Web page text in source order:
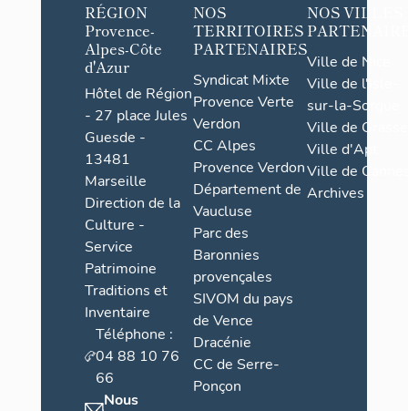
RÉGION
Provence-
Alpes-Côte
d'Azur
Hôtel de Région
- 27 place Jules
Guesde -
13481
Marseille
Direction de la
Culture -
Service
Patrimoine
Traditions et
Inventaire
Téléphone :
04 88 10 76
66
Nous
NOS
TERRITOIRES
PARTENAIRES
Syndicat Mixte
Provence Verte
Verdon
CC Alpes
Provence Verdon
Département de
Vaucluse
Parc des
Baronnies
provençales
SIVOM du pays
de Vence
Dracénie
CC de Serre-
Ponçon
NOS VILLES
Ville de Nice
Ville de l'Isle-
sur-la-Sorgue
Ville de Grasse
Ville d'Apt
Ville de
Archives